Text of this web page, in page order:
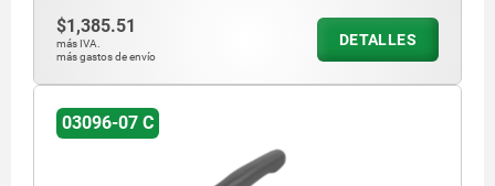
$1,385.51
más IVA.
más gastos de envío
DETALLES
03096-07 C